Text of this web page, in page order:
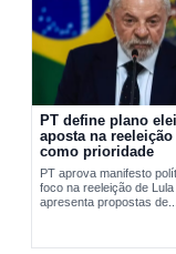
PT define plano
aposta na
como prioridade
PT aprova manifesto
foco na reeleição de Lula
apresenta propostas de...